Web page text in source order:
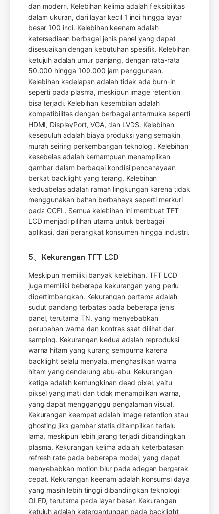
dan modern. Kelebihan kelima adalah fleksibilitas
dalam ukuran, dari layar kecil 1 inci hingga layar
besar 100 inci. Kelebihan keenam adalah
ketersediaan berbagai jenis panel yang dapat
disesuaikan dengan kebutuhan spesifik. Kelebihan
ketujuh adalah umur panjang, dengan rata-rata
50.000 hingga 100.000 jam penggunaan.
Kelebihan kedelapan adalah tidak ada burn-in
seperti pada plasma, meskipun image retention
bisa terjadi. Kelebihan kesembilan adalah
kompatibilitas dengan berbagai antarmuka seperti
HDMI, DisplayPort, VGA, dan LVDS. Kelebihan
kesepuluh adalah biaya produksi yang semakin
murah seiring perkembangan teknologi. Kelebihan
kesebelas adalah kemampuan menampilkan
gambar dalam berbagai kondisi pencahayaan
berkat backlight yang terang. Kelebihan
keduabelas adalah ramah lingkungan karena tidak
menggunakan bahan berbahaya seperti merkuri
pada CCFL. Semua kelebihan ini membuat TFT
LCD menjadi pilihan utama untuk berbagai
aplikasi, dari perangkat konsumen hingga industri.
5、Kekurangan TFT LCD
Meskipun memiliki banyak kelebihan, TFT LCD
juga memiliki beberapa kekurangan yang perlu
dipertimbangkan. Kekurangan pertama adalah
sudut pandang terbatas pada beberapa jenis
panel, terutama TN, yang menyebabkan
perubahan warna dan kontras saat dilihat dari
samping. Kekurangan kedua adalah reproduksi
warna hitam yang kurang sempurna karena
backlight selalu menyala, menghasilkan warna
hitam yang cenderung abu-abu. Kekurangan
ketiga adalah kemungkinan dead pixel, yaitu
piksel yang mati dan tidak menampilkan warna,
yang dapat mengganggu pengalaman visual.
Kekurangan keempat adalah image retention atau
ghosting jika gambar statis ditampilkan terlalu
lama, meskipun lebih jarang terjadi dibandingkan
plasma. Kekurangan kelima adalah keterbatasan
refresh rate pada beberapa model, yang dapat
menyebabkan motion blur pada adegan bergerak
cepat. Kekurangan keenam adalah konsumsi daya
yang masih lebih tinggi dibandingkan teknologi
OLED, terutama pada layar besar. Kekurangan
ketujuh adalah ketergantungan pada backlight